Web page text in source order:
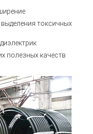
токсичных
полезных качеств